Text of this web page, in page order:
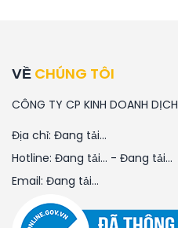
VỀ CHÚNG TÔI
CÔNG TY CP KINH DOANH
Địa chỉ: Đang tải...
Hotline: Đang tải... - Đang tải...
Email: Đang tải...